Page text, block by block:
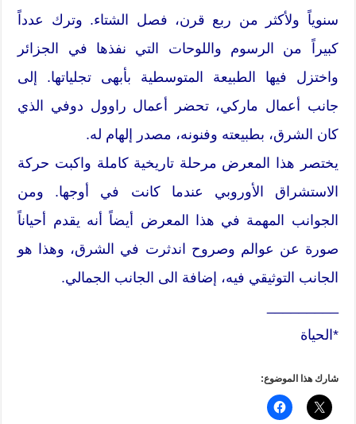
سنوياً ولأكثر من ربع قرن، فصل الشتاء. وترك عدداً
كبيراً من الرسوم واللوحات التي نفذها في الجزائر
واختزل فيها الطبيعة المتوسطية بأبهى تجلياتها. إلى
جانب أعمال ماركي، تحضر أعمال راوول دوفي الذي
كان الشرق، بطبيعته وفنونه، مصدر إلهام له.
يختصر هذا المعرض مرحلة تاريخية كاملة واكبت حركة
الاستشراق الأوروبي عندما كانت في أوجها. ومن
الجوانب المهمة في هذا المعرض أيضاً أنه يقدم أحياناً
صورة عن عوالم وصروح اندثرت في الشرق، وهذا هو
الجانب التوثيقي فيه، إضافة الى الجانب الجمالي.
*الحياة
شارك هذا الموضوع: